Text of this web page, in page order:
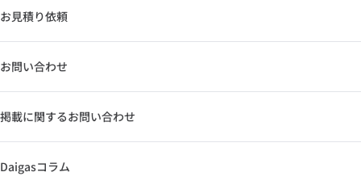
お見積り依頼
お問い合わせ
掲載に関するお問い合わせ
Daigasコラム